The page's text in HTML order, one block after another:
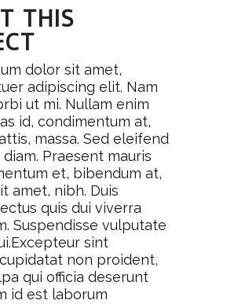
THIS
dolor sit amet,
adipiscing elit. Nam
ut mi. Nullam enim
id, condimentum at,
massa. Sed eleifend
Praesent mauris
et, bibendum at,
amet, nibh. Duis
quis dui viverra
Suspendisse vulputate
sint
non proident,
qui officia deserunt
id est laborum